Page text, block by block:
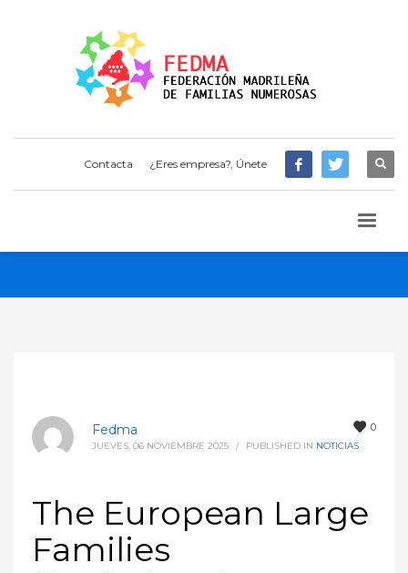
Contacta ¿Eres empresa?, Únete
0
Fedma
JUEVES, 06 NOVIEMBRE 2025 / PUBLISHED IN NOTICIAS
The European Large
Families